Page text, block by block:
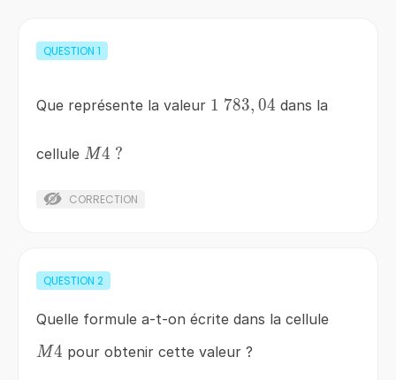
QUESTION 1
Que représente la valeur 1\;783,04
1 783, 04 dans la
cellule M4\;?
M4 ?
CORRECTION
QUESTION 2
Quelle formule a-t-on écrite dans la cellule
M4
M4 pour obtenir cette valeur ?